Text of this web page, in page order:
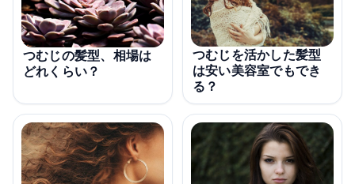
つむじの髪型、相場は
どれくらい？
つむじを活かした髪型
は安い美容室でもでき
る？